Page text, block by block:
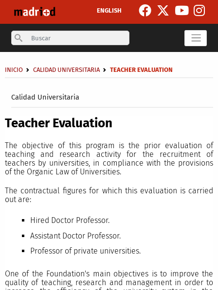
ENGLISH
Search
Calidad Universitaria
Breadcrumb
INICIO CALIDAD UNIVERSITARIA TEACHER EVALUATION
Teacher Evaluation
The objective of this program is the prior evaluation of
teaching and research activity for the recruitment of
teachers by universities, in compliance with the provisions
of the Organic Law of Universities.
The contractual figures for which this evaluation is carried
out are:
Hired Doctor Professor.
Assistant Doctor Professor.
Professor of private universities.
One of the Foundation's main objectives is to improve the
quality of teaching, research and management in order to